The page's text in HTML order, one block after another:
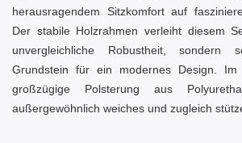
herausragendem Sitzkomfort auf
Der stabile Holzrahmen verleiht diesem
unvergleichliche Robustheit, sondern
Grundstein für ein modernes Design.
großzügige Polsterung aus
außergewöhnlich weiches und zugleich